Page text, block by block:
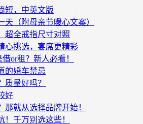
短，中英文版
天（附母亲节暖心文案）
超全戒指尺寸对照
心挑选，宴席更精彩
or租？新人必看！
的婚车禁忌
质量好吗？
好
那就从选择品牌开始！
！千万别选这些！